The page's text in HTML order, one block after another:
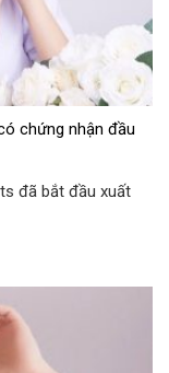
chứng nhận đầu
đã bắt đầu xuất